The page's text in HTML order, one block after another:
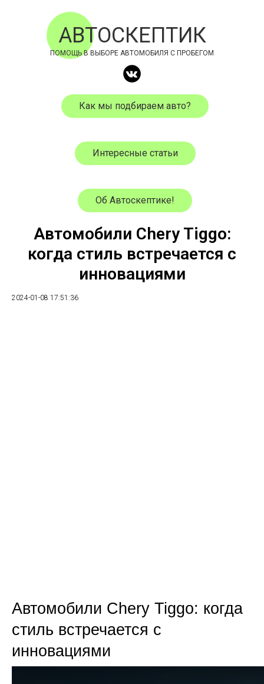
АВТОСКЕПТИК
ПОМОЩЬ В ВЫБОРЕ АВТОМОБИЛЯ С ПРОБЕГОМ
Как мы подбираем авто?
Интересные статьи
Об Автоскептике!
Автомобили Chery Tiggo:
когда стиль встречается с
инновациями
2024-01-08 17:51:36
Автомобили Chery Tiggo: когда
стиль встречается с
инновациями